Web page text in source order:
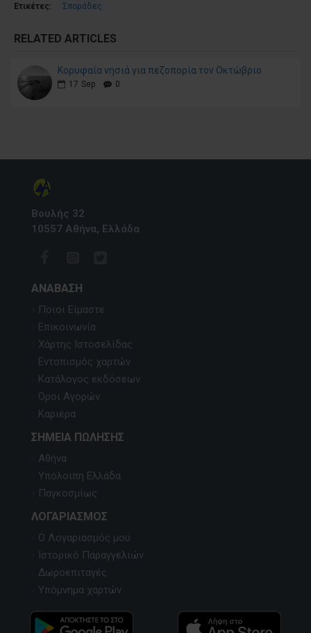
Ετικέτες: Σποράδες
RELATED ARTICLES
Κορυφαία νησιά για πεζοπορία τον Οκτώβριο
17 Sep 0
Βουλής 32
10557 Αθήνα, Ελλάδα
ΑΝΆΒΑΣΗ
Ποιοι Είμαστε
Επικοινωνία
Χάρτης Ιστοσελίδας
Εντοπισμός χαρτών
Κατάλογος εκδόσεων
Όροι Αγορών
Καριέρα
ΣΗΜΕΊΑ ΠΏΛΗΣΗΣ
Αθήνα
Υπόλοιπη Ελλάδα
Παγκοσμίως
ΛΟΓΑΡΙΑΣΜΌΣ
Ο Λογαριασμός μου
Ιστορικό Παραγγελιών
Δωροεπιταγές
Υπόμνημα χαρτών